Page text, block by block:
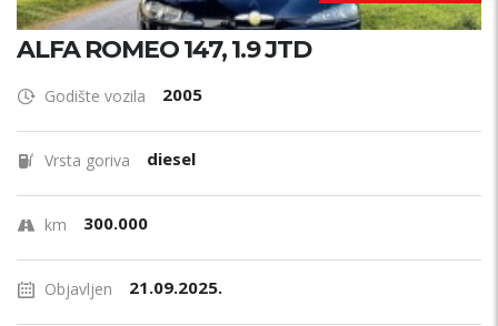
ALFA ROMEO 147, 1.9 JTD
Godište vozila 2005
Vrsta goriva diesel
km 300.000
Objavljen 21.09.2025.